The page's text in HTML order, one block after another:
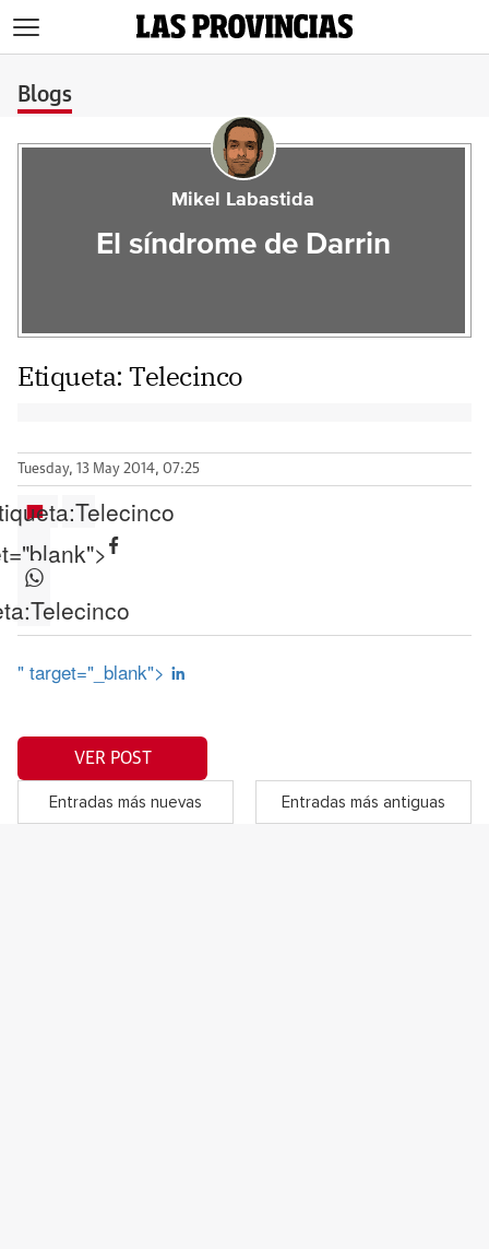
Blogs
Mikel Labastida
El síndrome de Darrin
Etiqueta:Telecinco
Tuesday, 13 May 2014, 07:25
Telecinco
Telecinco
" target="_blank">
VER POST
Entradas más nuevas Entradas más antiguas